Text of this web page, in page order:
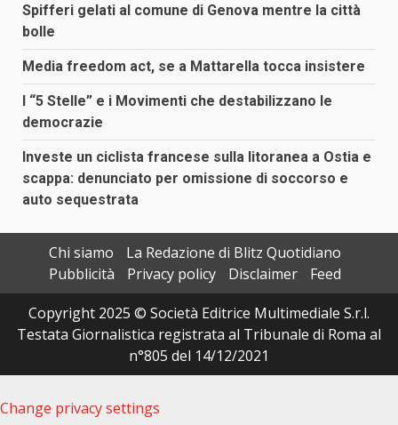
Spifferi gelati al comune di Genova mentre la città
bolle
Media freedom act, se a Mattarella tocca insistere
I “5 Stelle” e i Movimenti che destabilizzano le
democrazie
Investe un ciclista francese sulla litoranea a Ostia e
scappa: denunciato per omissione di soccorso e
auto sequestrata
Chi siamo
La Redazione di Blitz Quotidiano
Pubblicità
Privacy policy Disclaimer
Feed
Copyright 2025 © Società Editrice Multimediale S.r.l.
Testata Giornalistica registrata al Tribunale di Roma al
n°805 del 14/12/2021
Change privacy settings